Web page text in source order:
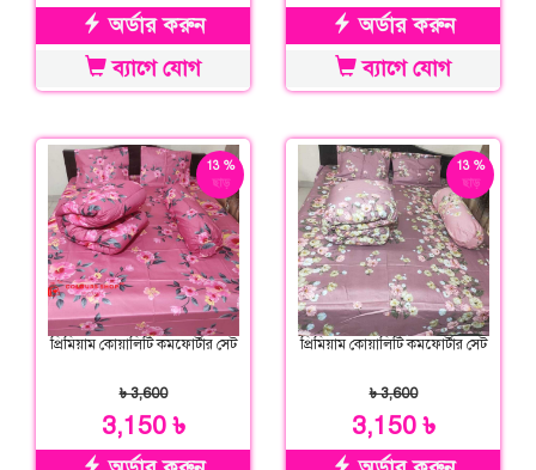
অর্ডার করুন
ব্যাগে যোগ
অর্ডার করুন
ব্যাগে যোগ
13 %
ছাড়
প্রিমিয়াম কোয়ালিটি কমফোর্টার সেট
৳ 3,600
3,150 ৳
13 %
ছাড়
প্রিমিয়াম কোয়ালিটি কমফোর্টার সেট
৳ 3,600
3,150 ৳